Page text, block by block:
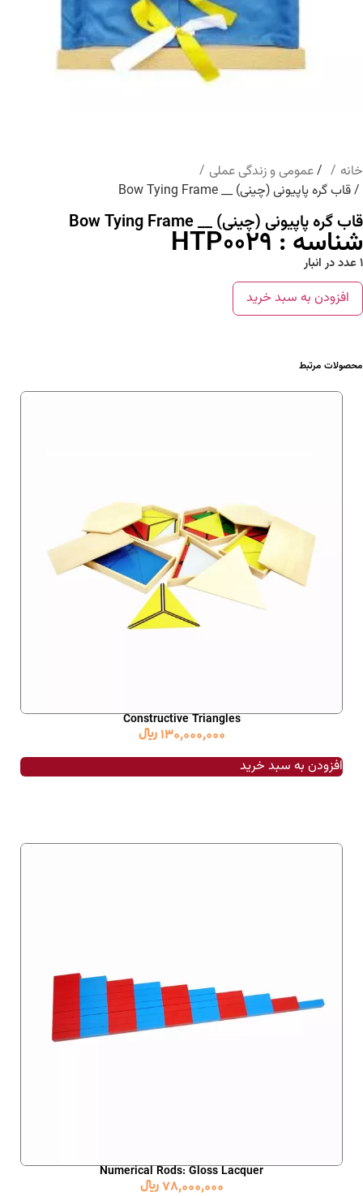
خانه /عمومی و زندگی عملی
/ قاب گره پاپیونی (چینی) __ Bow Tying Frame
قاب گره پاپیونی (چینی) __ Bow Tying Frame
شناسه : HTP00291 عدد در انبار
افزودن به سبد خرید
محصولات مرتبط
Constructive Triangles
130,000,000 ﷼
افزودن به سبد خرید
Numerical Rods: Gloss Lacquer
78,000,000 ﷼